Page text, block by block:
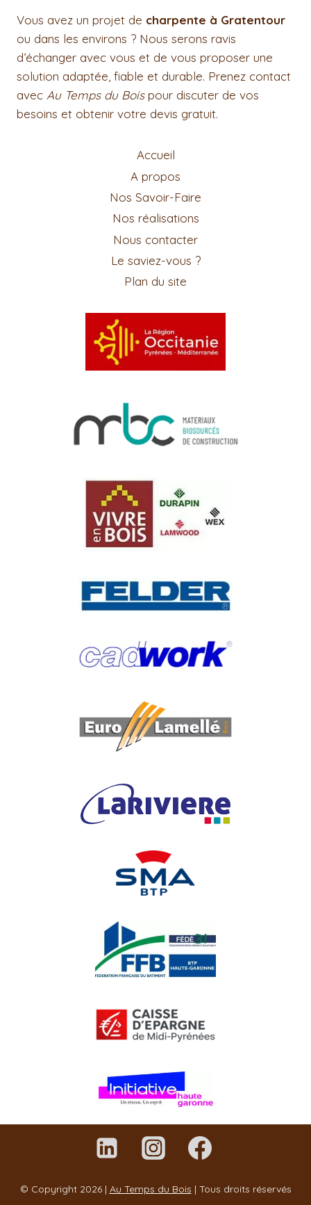
Vous avez un projet de charpente à Gratentour
ou dans les environs ? Nous serons ravis
d’échanger avec vous et de vous proposer une
solution adaptée, fiable et durable. Prenez contact
avec Au Temps du Boispour discuter de vos
besoins et obtenir votre devis gratuit.
Accueil
A propos
Nos Savoir-Faire
Nos réalisations
Nous contacter
Le saviez-vous ?
Plan du site
© Copyright 2026 | Au Temps du Bois | Tous droits réservés